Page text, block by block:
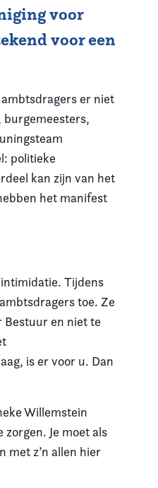
voor
voor een
er niet
burgemeesters,
politieke
kan zijn van het
het manifest
Tijdens
toe. Ze
Bestuur en niet te
is er voor u. Dan
Willemstein
Je moet als
met z’n allen hier